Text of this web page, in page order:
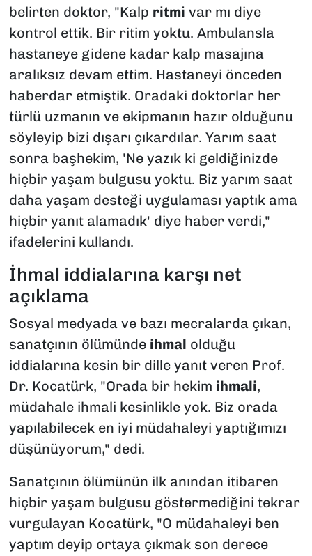
belirten doktor, "Kalp ritmi var mı diye
kontrol ettik. Bir ritim yoktu. Ambulansla
hastaneye gidene kadar kalp masajına
aralıksız devam ettim. Hastaneyi önceden
haberdar etmiştik. Oradaki doktorlar her
türlü uzmanın ve ekipmanın hazır olduğunu
söyleyip bizi dışarı çıkardılar. Yarım saat
sonra başhekim, 'Ne yazık ki geldiğinizde
hiçbir yaşam bulgusu yoktu. Biz yarım saat
daha yaşam desteği uygulaması yaptık ama
hiçbir yanıt alamadık' diye haber verdi,"
ifadelerini kullandı.
İhmal iddialarına karşı net
açıklama
Sosyal medyada ve bazı mecralarda çıkan,
sanatçının ölümünde ihmal olduğu
iddialarına kesin bir dille yanıt veren Prof.
Dr. Kocatürk, "Orada bir hekim ihmali,
müdahale ihmali kesinlikle yok. Biz orada
yapılabilecek en iyi müdahaleyi yaptığımızı
düşünüyorum," dedi.
Sanatçının ölümünün ilk anından itibaren
hiçbir yaşam bulgusu göstermediğini tekrar
vurgulayan Kocatürk, "O müdahaleyi ben
yaptım deyip ortaya çıkmak son derece